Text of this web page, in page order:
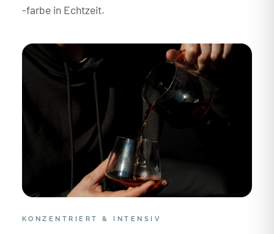
-farbe in Echtzeit.
KONZENTRIERT & INTENSIV